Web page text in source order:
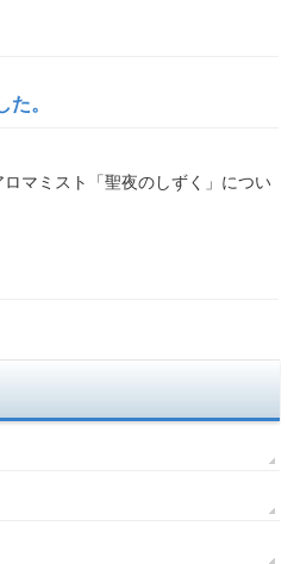
た。
マミスト「聖夜のしずく」につい